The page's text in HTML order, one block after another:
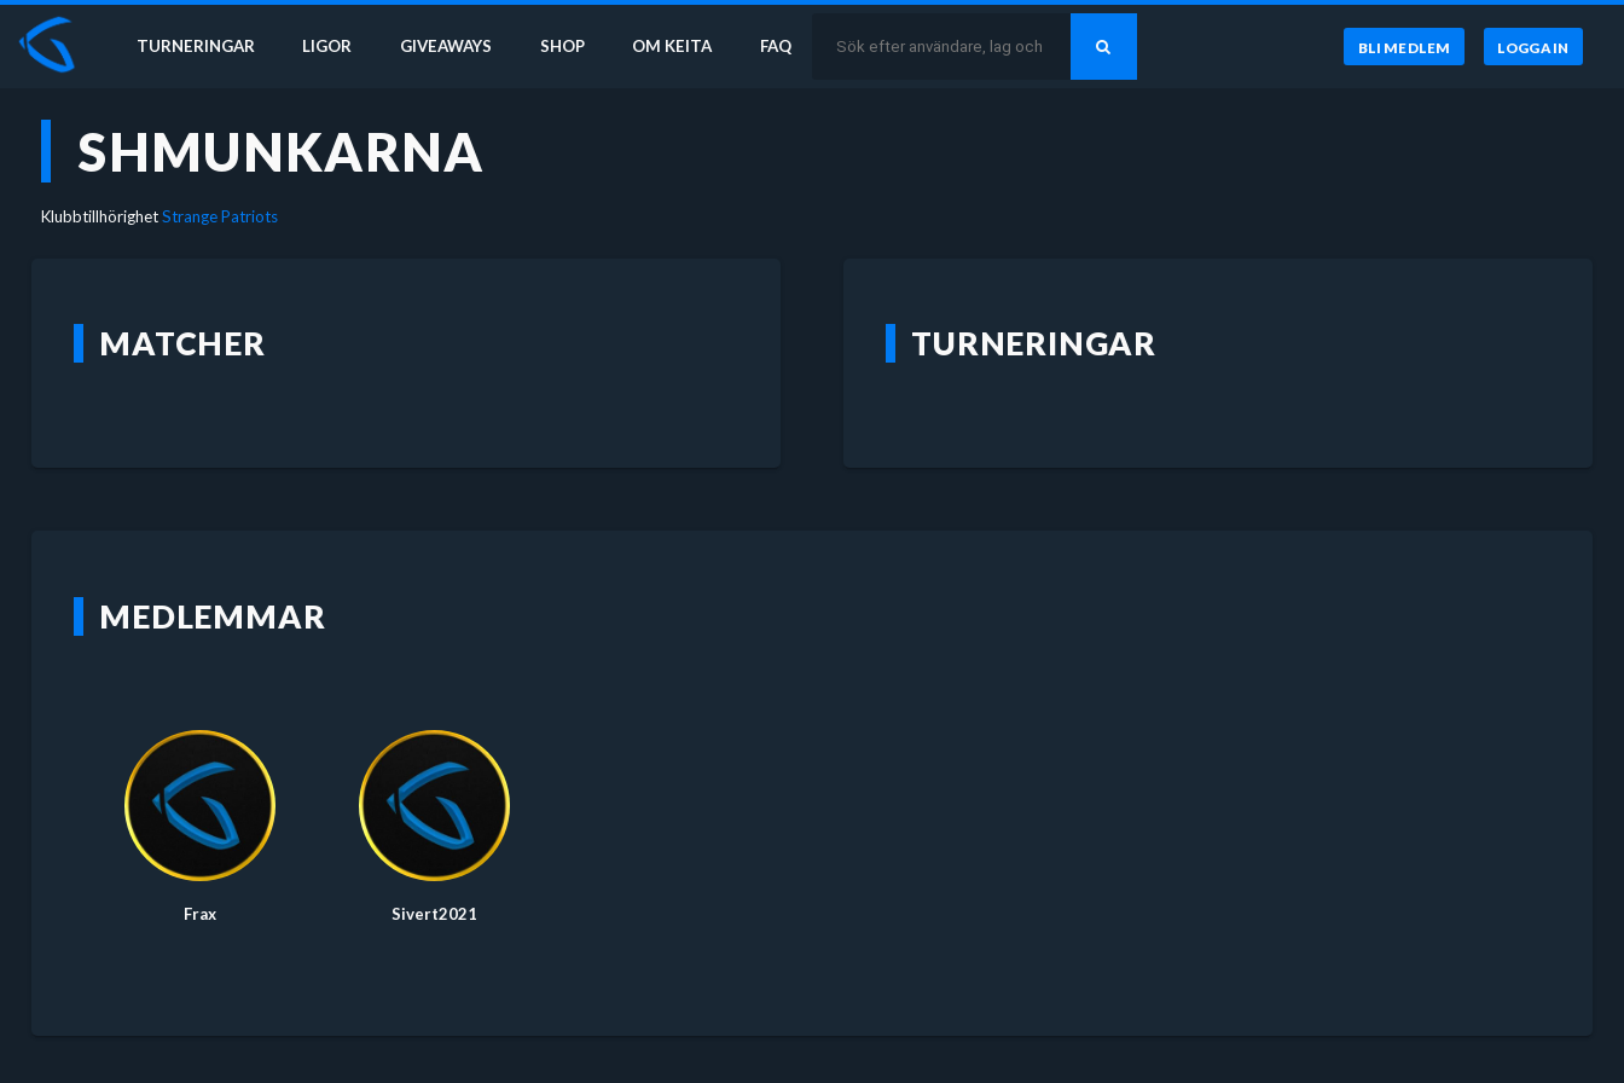
TURNERINGAR LIGOR GIVEAWAYS SHOP OM KEITA FAQ BLI MEDLEM LOGGA IN
SHMUNKARNA
KlubbtillhörighetStrange Patriots
MATCHER TURNERINGAR
MEDLEMMAR
Frax Sivert2021